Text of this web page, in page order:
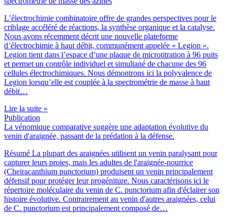
L’électrochimie combinatoire offre de grandes perspectives pour le
criblage accéléré de réactions, la synthèse organique et la catalyse.
Nous avons récemment décrit une nouvelle plateforme
d’électrochimie à haut débit, communément appelée « Legion ».
Legion tient dans l’espace d’une plaque de microtitration à 96 puits
et permet un contrôle individuel et simultané de chacune des 96
cellules électrochimiques. Nous démontrons ici la polyvalence de
Legion lorsqu’elle est couplée à la spectrométrie de masse à haut
débit…
Lire la suite »
Publication
La vénomique comparative suggère une adaptation évolutive du
venin d'araignée, passant de la prédation à la défense.
Résumé La plupart des araignées utilisent un venin paralysant pour
capturer leurs proies, mais les adultes de l'araignée-nourrice
(Cheiracanthium punctorium) produisent un venin principalement
défensif pour protéger leur progéniture. Nous caractérisons ici le
répertoire moléculaire du venin de C. punctorium afin d'éclairer son
histoire évolutive. Contrairement au venin d'autres araignées, celui
de C. punctorium est principalement composé de…